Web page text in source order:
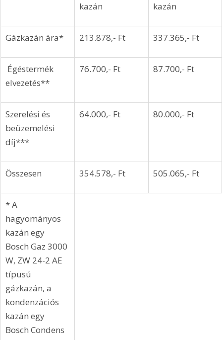
kazán
kazán
Gázkazán ára* 213.878,- Ft 337.365,- Ft
elvezetés**
76.700,- Ft 87.700,- Ft
Szerelési és
beüzemelési
díj***
64.000,- Ft 80.000,- Ft
Összesen 354.578,- Ft 505.065,- Ft
* A
hagyományos
kazán egy
Bosch Gaz 3000
W, ZW 24-2 AE
típusú
gázkazán, a
kondenzációs
kazán egy
Bosch Condens